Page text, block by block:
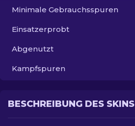
Minimale Gebrauchsspuren
Einsatzerprobt
Abgenutzt
Kampfspuren
BESCHREIBUNG DES SKINS